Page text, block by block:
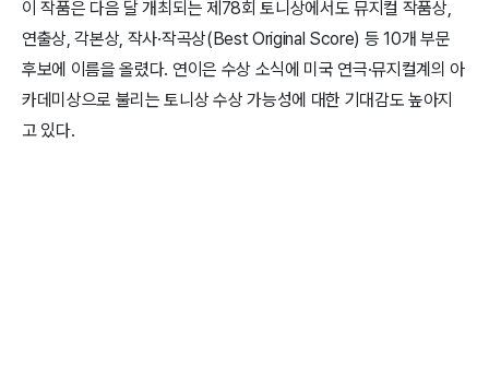
이 작품은 다음 달 개최되는 제78회 토니상에서도 뮤지컬 작품상,
연출상, 각본상, 작사·작곡상(Best Original Score) 등 10개 부문
후보에 이름을 올렸다. 연이은 수상 소식에 미국 연극·뮤지컬계의 아
카데미상으로 불리는 토니상 수상 가능성에 대한 기대감도 높아지
고 있다.